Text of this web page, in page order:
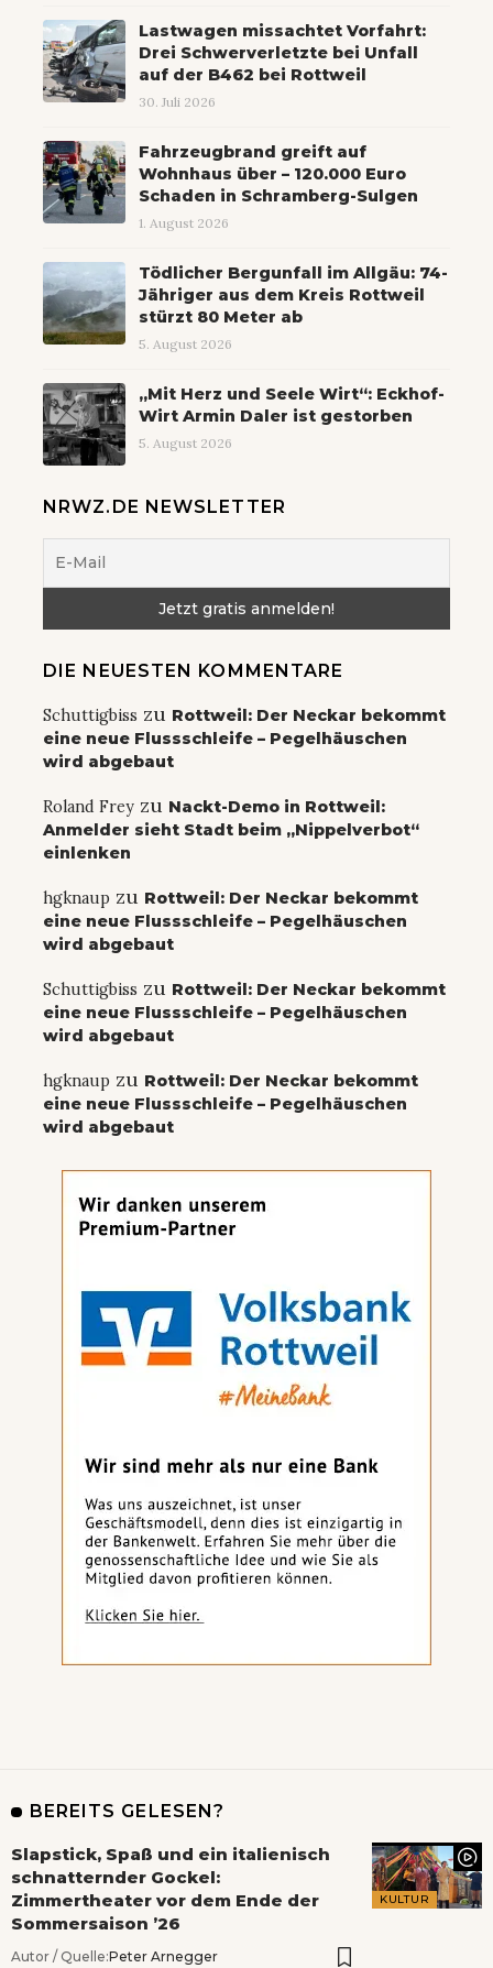
Lastwagen missachtet Vorfahrt:
Drei Schwerverletzte bei Unfall
auf der B462 bei Rottweil
30. Juli 2026
Fahrzeugbrand greift auf
Wohnhaus über – 120.000 Euro
Schaden in Schramberg-Sulgen
1. August 2026
Tödlicher Bergunfall im Allgäu: 74-
Jähriger aus dem Kreis Rottweil
stürzt 80 Meter ab
5. August 2026
„Mit Herz und Seele Wirt“: Eckhof-
Wirt Armin Daler ist gestorben
5. August 2026
NRWZ.DE NEWSLETTER
DIE NEUESTEN KOMMENTARE
Schuttigbiss zu Rottweil: Der Neckar bekommt
eine neue Flussschleife – Pegelhäuschen
wird abgebaut
Roland Frey zu Nackt-Demo in Rottweil:
Anmelder sieht Stadt beim „Nippelverbot“
einlenken
hgknaup zu Rottweil: Der Neckar bekommt
eine neue Flussschleife – Pegelhäuschen
wird abgebaut
Schuttigbiss zu Rottweil: Der Neckar bekommt
eine neue Flussschleife – Pegelhäuschen
wird abgebaut
hgknaup zu Rottweil: Der Neckar bekommt
eine neue Flussschleife – Pegelhäuschen
wird abgebaut
BEREITS GELESEN?
KULTUR
Slapstick, Spaß und ein italienisch
schnatternder Gockel:
Zimmertheater vor dem Ende der
Sommersaison ’26
Autor / Quelle:Peter Arnegger